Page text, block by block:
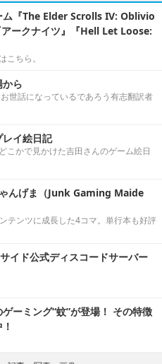
ム『The Elder Scrolls IV: Oblivio
ークナイツ』『Hell Let Loose:
こちら。
ら
世話になっているであろう有志翻訳者
イ絵日記
こかで見かけた吉田さんのゲーム絵日
ゃんげま（Junk Gaming Maide
テンツに成長した4コマ。単行本も好評
イド公式ディスコードサーバー
ゲーミング“蚊”が登場！ その特徴